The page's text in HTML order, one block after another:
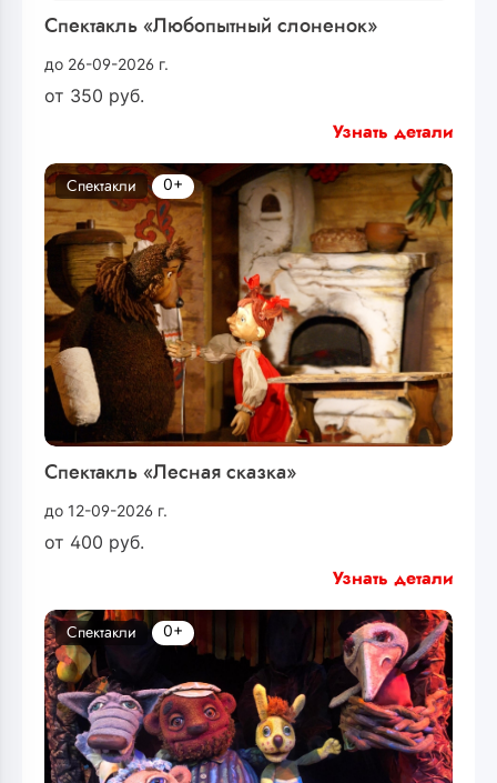
Спектакль «Любопытный слоненок»
до 26-09-2026 г.
от 350 руб.
Узнать детали
Спектакль «Лесная сказка»
до 12-09-2026 г.
от 400 руб.
Спектакли 0+
Узнать детали
Спектакли 0+